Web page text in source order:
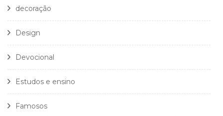
decoração
Design
Devocional
Estudos e ensino
Famosos